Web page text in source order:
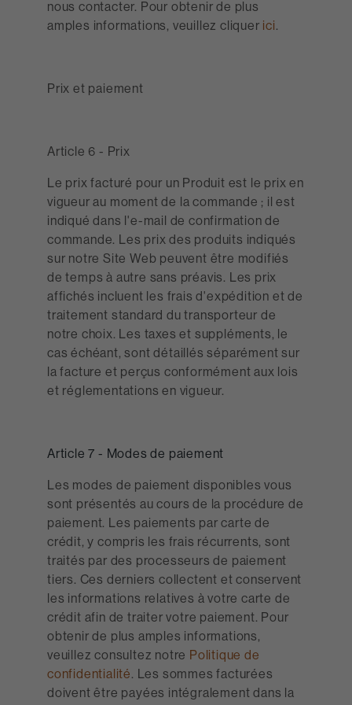
nous contacter. Pour obtenir de plus
amples informations, veuillez cliquer ici.
Prix et paiement
Article 6 - Prix
Le prix facturé pour un Produit est le prix en
vigueur au moment de la commande ; il est
indiqué dans l'e-mail de confirmation de
commande. Les prix des produits indiqués
sur notre Site Web peuvent être modifiés
de temps à autre sans préavis. Les prix
affichés incluent les frais d'expédition et de
traitement standard du transporteur de
notre choix. Les taxes et suppléments, le
cas échéant, sont détaillés séparément sur
la facture et perçus conformément aux lois
et réglementations en vigueur.
Article 7 - Modes de paiement
Les modes de paiement disponibles vous
sont présentés au cours de la procédure de
paiement. Les paiements par carte de
crédit, y compris les frais récurrents, sont
traités par des processeurs de paiement
tiers. Ces derniers collectent et conservent
les informations relatives à votre carte de
crédit afin de traiter votre paiement. Pour
obtenir de plus amples informations,
veuillez consultez notre Politique de
confidentialité. Les sommes facturées
doivent être payées intégralement dans la